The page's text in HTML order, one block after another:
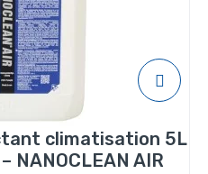
climatisation 5L
NANOCLEAN AIR